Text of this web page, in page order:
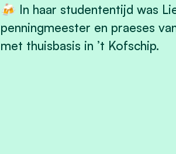
🍻 In haar studententijd was
penningmeester en praeses
met thuisbasis in ’t Kofschip.